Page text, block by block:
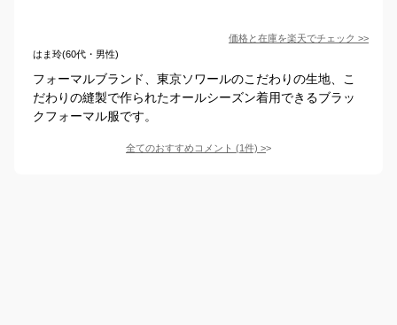
価格と在庫を楽天でチェック >>
はま玲(60代・男性)
フォーマルブランド、東京ソワールのこだわりの生地、こ
だわりの縫製で作られたオールシーズン着用できるブラッ
クフォーマル服です。
全てのおすすめコメント (1件) >